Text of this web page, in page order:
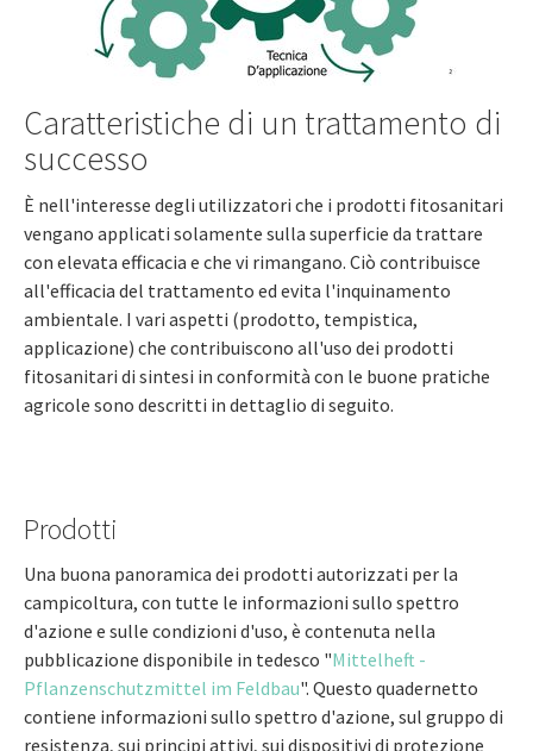
Caratteristiche di un trattamento di
successo
È nell'interesse degli utilizzatori che i prodotti fitosanitari
vengano applicati solamente sulla superficie da trattare
con elevata efficacia e che vi rimangano. Ciò contribuisce
all'efficacia del trattamento ed evita l'inquinamento
ambientale. I vari aspetti (prodotto, tempistica,
applicazione) che contribuiscono all'uso dei prodotti
fitosanitari di sintesi in conformità con le buone pratiche
agricole sono descritti in dettaglio di seguito.
Prodotti
Una buona panoramica dei prodotti autorizzati per la
campicoltura, con tutte le informazioni sullo spettro
d'azione e sulle condizioni d'uso, è contenuta nella
pubblicazione disponibile in tedesco "Mittelheft -
Pflanzenschutzmittel im Feldbau". Questo quadernetto
contiene informazioni sullo spettro d'azione, sul gruppo di
resistenza, sui principi attivi, sui dispositivi di protezione